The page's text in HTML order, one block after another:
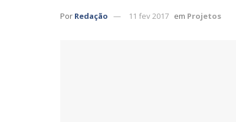
Por Redação 11 fev 2017 em Projetos